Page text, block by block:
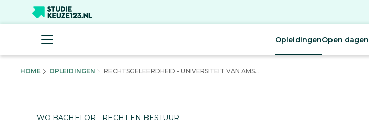
OpleidingenOpen dagen
HOME OPLEIDINGEN RECHTSGELEERDHEID - UNIVERSITEIT VAN AMS...
WO BACHELOR - RECHT EN BESTUUR